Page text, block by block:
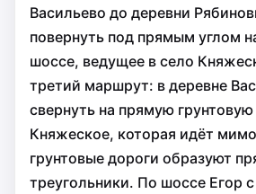
Васильево до деревни
повернуть под прямым углом
шоссе, ведущее в село
третий маршрут: в деревне
свернуть на прямую
Княжеское, которая идёт
грунтовые дороги образуют
треугольники. По шоссе Егор